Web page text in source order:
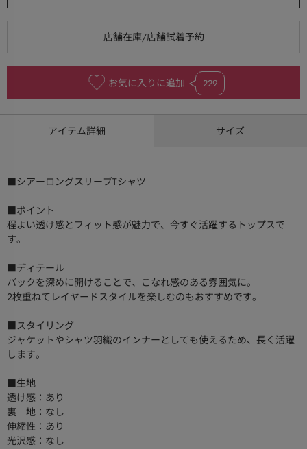
お気に入りに追加 229
アイテム詳細 サイズ
■シアーロングスリーブTシャツ
■ポイント
程よい透け感とフィット感が魅力で、今すぐ活躍するトップスで
す。
■ディテール
バックを深めに開けることで、こなれ感のある雰囲気に。
2枚重ねてレイヤードスタイルを楽しむのもおすすめです。
■スタイリング
ジャケットやシャツ羽織のインナーとしても使えるため、長く活躍
します。
■生地
透け感：あり
裏 地：なし
伸縮性：あり
光沢感：なし